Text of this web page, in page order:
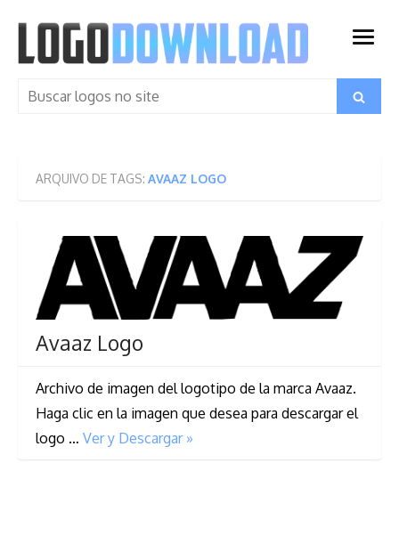
content
open
Search
Search
ARQUIVO DE TAGS: AVAAZ LOGO
Avaaz Logo
Archivo de imagen del logotipo de la marca Avaaz.
Haga clic en la imagen que desea para descargar el
logo … Ver y Descargar »